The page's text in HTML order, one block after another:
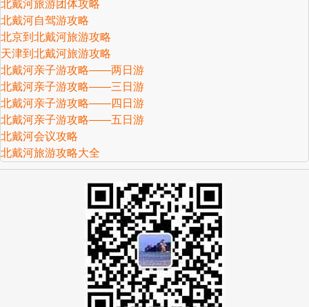
北戴河旅游团体攻略
北戴河自驾游攻略
北京到北戴河旅游攻略
天津到北戴河旅游攻略
北戴河亲子游攻略——两日游
北戴河亲子游攻略——三日游
北戴河亲子游攻略——四日游
北戴河亲子游攻略——五日游
北戴河会议攻略
北戴河旅游攻略大全